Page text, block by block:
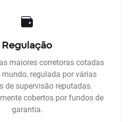
Regulação
maiores corretoras cotadas
regulada por várias
de supervisão reputadas.
cobertos por fundos de
garantia.